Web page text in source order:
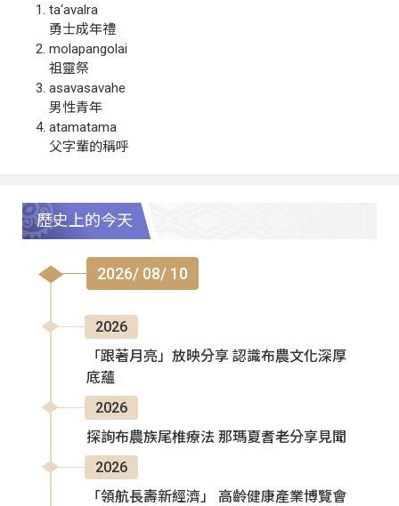
ta‘avalra
勇士成年禮
molapangolai
祖靈祭
asavasavahe
男性青年
atamatama
父字輩的稱呼
歷史上的今天
2026/ 08/ 10
2026
「跟著月亮」放映分享 認識布農文化深厚
底蘊
2026
探詢布農族尾椎療法 那瑪夏耆老分享見聞
2026
「領航長壽新經濟」 高齡健康產業博覽會